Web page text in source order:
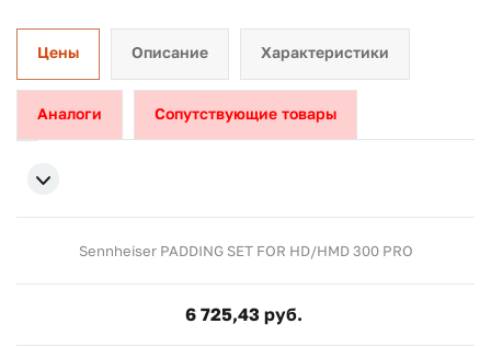
Цены Описание Характеристики
Аналоги Сопутствующие товары
Sennheiser PADDING SET FOR HD/HMD 300 PRO
6 725,43 руб.